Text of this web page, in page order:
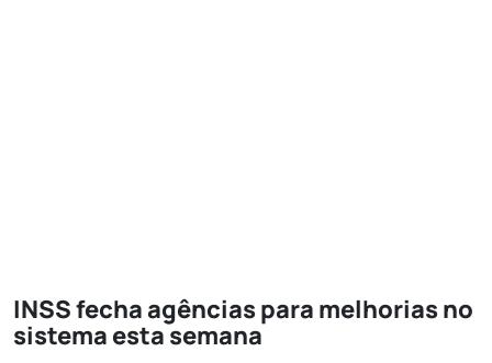
INSS fecha agências para melhorias no
sistema esta semana